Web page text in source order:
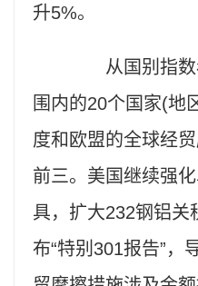
升5%。
从国别指数
围内的20个国家(地
度和欧盟的全球经
前三。美国继续强
具，扩大232钢铝关
布“特别301报告”，